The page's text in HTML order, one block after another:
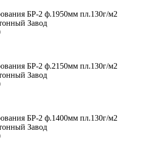
БР-2 ф.1950мм пл.130г/м2
Завод
БР-2 ф.2150мм пл.130г/м2
Завод
БР-2 ф.1400мм пл.130г/м2
Завод